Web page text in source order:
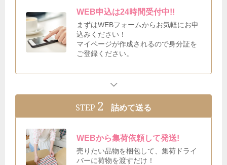
WEB申込は24時間受付中!!
まずはWEBフォームからお気軽にお申
込みください！
マイページが作成されるので身分証を
ご登録ください。
STEP 2 詰めて送る
WEBから集荷依頼して発送!
売りたい品物を梱包して、集荷ドライ
バーに荷物を渡すだけ！